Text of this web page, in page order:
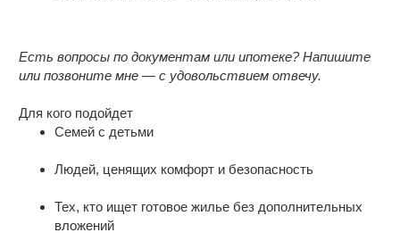
Есть вопросы по документам или ипотеке? Напишите
или позвоните мне — с удовольствием отвечу.
Для кого подойдет
Семей с детьми
Людей, ценящих комфорт и безопасность
Тех, кто ищет готовое жилье без дополнительных
вложений